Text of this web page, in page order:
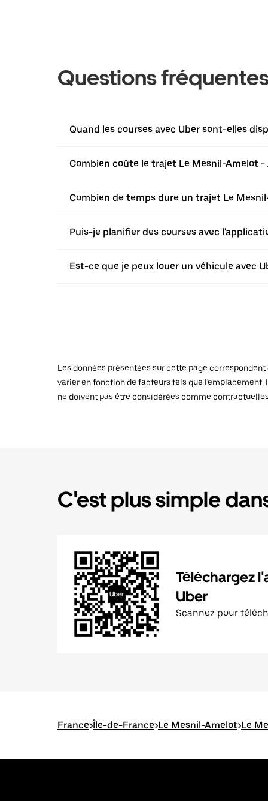
Questions
Quand les courses avec Uber sont-elles
Combien coûte le trajet Le Mesnil-Amelot -
Combien de temps dure un trajet Le
Puis-je planifier des courses avec
Est-ce que je peux louer un véhicule avec
Les données présentées sur cette page
varier en fonction de facteurs tels que
ne doivent pas être considérées comme
C'est plus simple
Téléchargez
Uber
Scannez pour
France>Île-de-France>Le Mesnil-Amelot>Le